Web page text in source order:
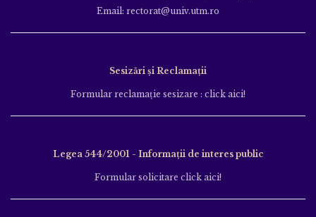
Email: rectorat@univ.utm.ro
Sesizări și Reclamații
Formular reclamație sesizare : click aici!
Legea 544/2001 - Informații de interes public
Formular solicitare click aici!